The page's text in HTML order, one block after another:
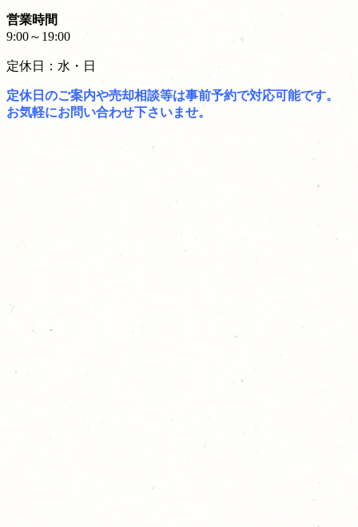
営業時間
9:00～19:00
定休日：水・日
定休日のご案内や売却相談等は事前予約で対応可能です。
お気軽にお問い合わせ下さいませ。